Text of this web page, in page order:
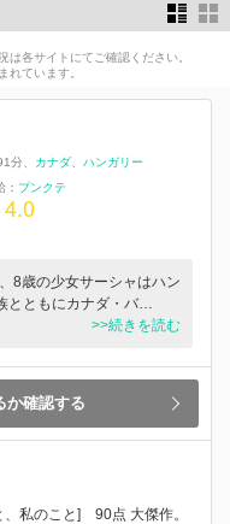
各サイトにてご確認ください。
れています。
分 カナダ
ハンガリー
： プンクテ
4.0
8歳の少女サーシャはハン
とともにカナダ・バ…
>>続きを読む
か確認する
私のこと] 90点 大傑作。